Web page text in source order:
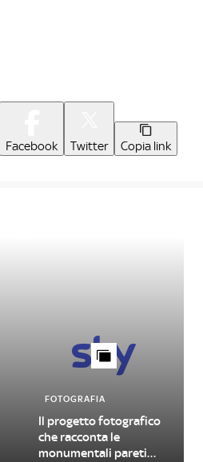
Facebook Twitter Copia link
FOTOGRAFIA
Il progetto fotografico
che racconta le
monumentali pareti